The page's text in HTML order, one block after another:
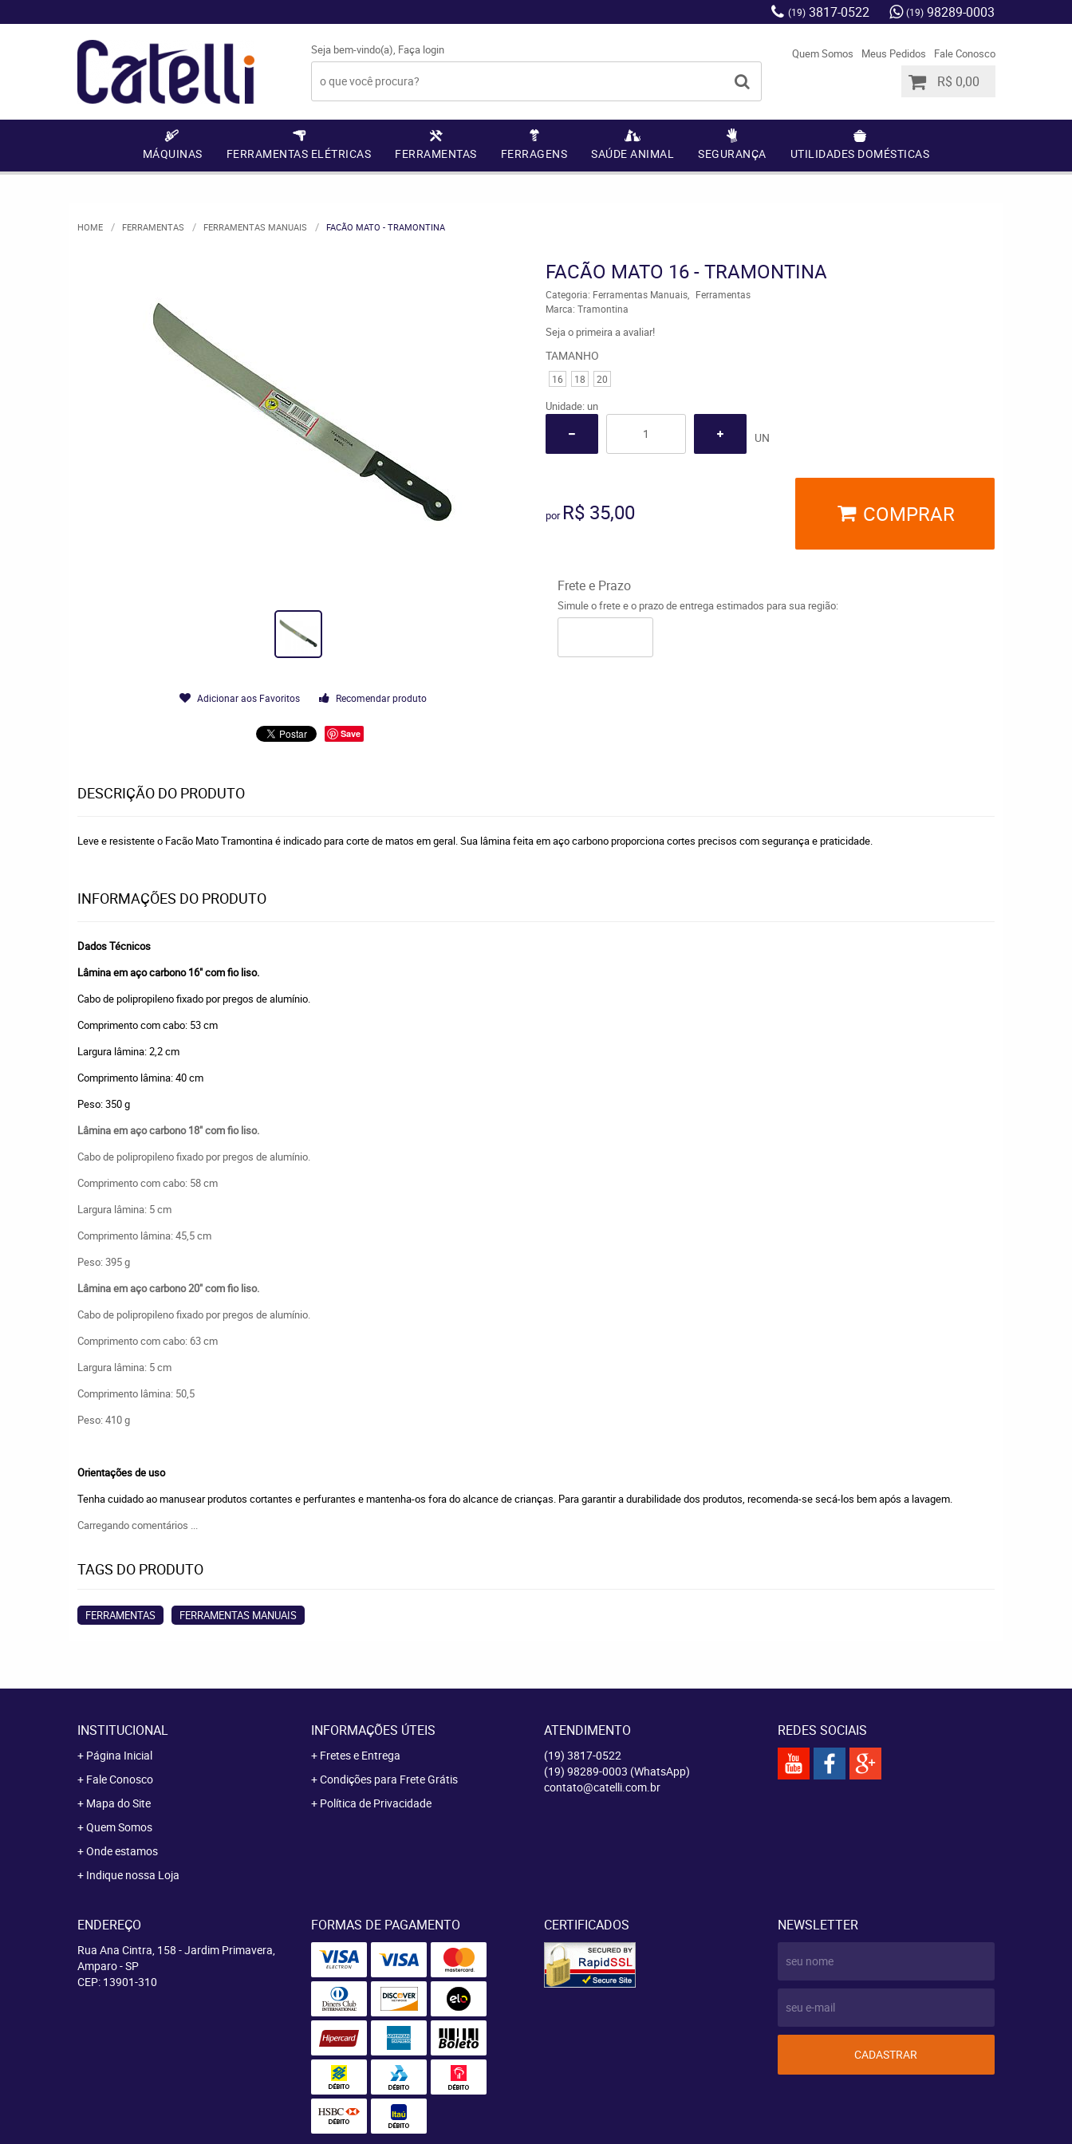
(19) 3817-0522 (19) 98289-0003
Seja bem-vindo(a), Faça login Quem Somos Meus Pedidos Fale Conosco
R$ 0,00
MÁQUINAS FERRAMENTAS ELÉTRICAS FERRAMENTAS FERRAGENS SAÚDE ANIMAL SEGURANÇA UTILIDADES DOMÉSTICAS
HOME FERRAMENTAS FERRAMENTAS MANUAIS FACÃO MATO - TRAMONTINA
Adicionar aos Favoritos Recomendar produto
Save
FACÃO MATO 16 - TRAMONTINA
Categoria: Ferramentas Manuais
Ferramentas
Marca: Tramontina
Seja o primeira a avaliar!
TAMANHO
16 18 20
Unidade: un
UN
por R$ 35,00 COMPRAR
Frete e Prazo
Simule o frete e o prazo de entrega estimados para sua região:
DESCRIÇÃO DO PRODUTO
Leve e resistente o Facão Mato Tramontina é indicado para corte de matos em geral. Sua lâmina feita em aço carbono proporciona cortes precisos com segurança e praticidade.
INFORMAÇÕES DO PRODUTO
Dados Técnicos
Lâmina em aço carbono 16" com fio liso.
Cabo de polipropileno fixado por pregos de alumínio.
Comprimento com cabo: 53 cm
Largura lâmina: 2,2 cm
Comprimento lâmina: 40 cm
Peso: 350 g
Lâmina em aço carbono 18" com fio liso.
Cabo de polipropileno fixado por pregos de alumínio.
Comprimento com cabo: 58 cm
Largura lâmina: 5 cm
Comprimento lâmina: 45,5 cm
Peso: 395 g
Lâmina em aço carbono 20" com fio liso.
Cabo de polipropileno fixado por pregos de alumínio.
Comprimento com cabo: 63 cm
Largura lâmina: 5 cm
Comprimento lâmina: 50,5
Peso: 410 g
Orientações de uso
Tenha cuidado ao manusear produtos cortantes e perfurantes e mantenha-os fora do alcance de crianças. Para garantir a durabilidade dos produtos, recomenda-se secá-los bem após a lavagem.
Carregando comentários ...
TAGS DO PRODUTO
FERRAMENTAS FERRAMENTAS MANUAIS
INSTITUCIONAL
Página Inicial
Fale Conosco
Mapa do Site
Quem Somos
Onde estamos
Indique nossa Loja
INFORMAÇÕES ÚTEIS
Fretes e Entrega
Condições para Frete Grátis
Política de Privacidade
ATENDIMENTO
(19) 3817-0522
(19) 98289-0003 (WhatsApp)
contato@catelli.com.br
REDES SOCIAIS
ENDEREÇO
Rua Ana Cintra, 158 -Jardim Primavera,
Amparo-SP
CEP: 13901-310
FORMAS DE PAGAMENTO CERTIFICADOS NEWSLETTER
CADASTRAR